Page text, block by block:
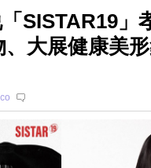
SISTAR19」
大展健康美